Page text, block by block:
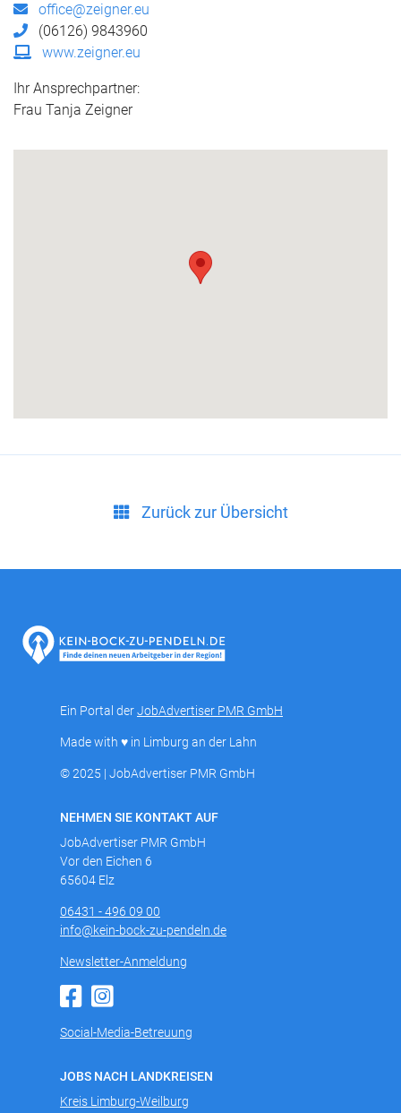
office@zeigner.eu
(06126) 9843960
www.zeigner.eu
Ihr Ansprechpartner:
Frau Tanja Zeigner
Zurück zur Übersicht
Ein Portal derJobAdvertiser PMR GmbH
Made with ♥ in Limburg an der Lahn
© 2025 | JobAdvertiser PMR GmbH
NEHMEN SIE KONTAKT AUF
JobAdvertiser PMR GmbH
Vor den Eichen 6
65604 Elz
06431 - 496 09 00
info@kein-bock-zu-pendeln.de
Newsletter-Anmeldung
Social-Media-Betreuung
JOBS NACH LANDKREISEN
Kreis Limburg-Weilburg